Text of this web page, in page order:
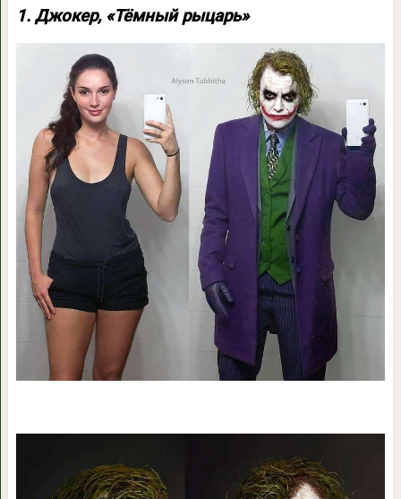
1. Джокер, «Тёмный рыцарь»